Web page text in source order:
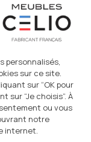
vendredi
14h-17h30
politique de